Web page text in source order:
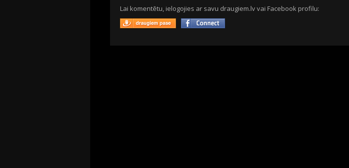
Lai komentētu, ielogojies ar savu draugiem.lv vai Facebook profilu: